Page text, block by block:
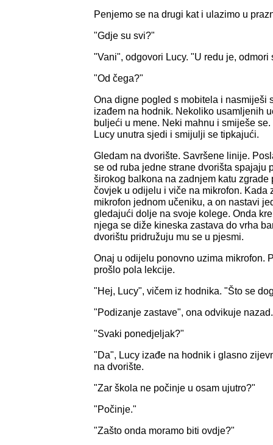
Penjemo se na drugi kat i ulazimo u
"Gdje su svi?"
"Vani", odgovori Lucy. "U redu je, odmori
"Od čega?"
Ona digne pogled s mobitela i nasmiješi
izađem na hodnik. Nekoliko usamljenih
buljeći u mene. Neki mahnu i smiješe
Lucy unutra sjedi i smijulji se tipkajući.
Gledam na dvorište. Savršene linije.
se od ruba jedne strane dvorišta spajaju
širokog balkona na zadnjem katu zgrade
čovjek u odijelu i viče na mikrofon. Kada
mikrofon jednom učeniku, a on nastavi
gledajući dolje na svoje kolege. Onda
njega se diže kineska zastava do vrha
dvorištu pridružuju mu se u pjesmi.
Onaj u odijelu ponovno uzima mikrofon.
prošlo pola lekcije.
"Hej, Lucy", vičem iz hodnika. "Što se
"Podizanje zastave", ona odvikuje
"Svaki ponedjeljak?"
"Da", Lucy izađe na hodnik i glasno
na dvorište.
"Zar škola ne počinje u osam ujutro?"
"Počinje."
"Zašto onda moramo biti ovdje?"